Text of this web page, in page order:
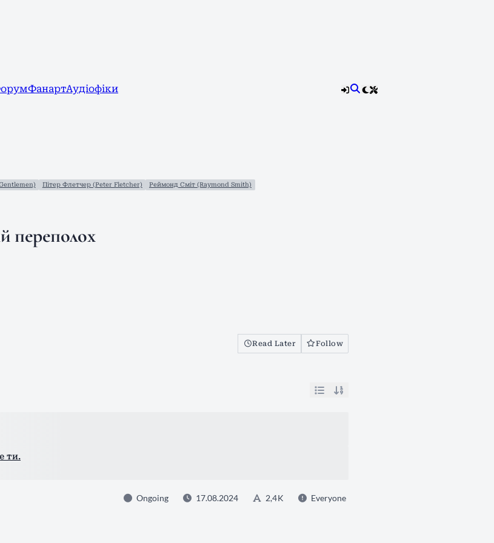
ФанартАудіофіки
Пітер Флетчер (Peter Fletcher) Реймонд Сміт (Raymond Smith)
переполох
Read Later Follow
ти.
Ongoing 17.08.2024 2,4 K Everyone